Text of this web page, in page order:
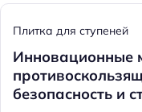
Плитка для ступеней
Инновационные
безопасность и